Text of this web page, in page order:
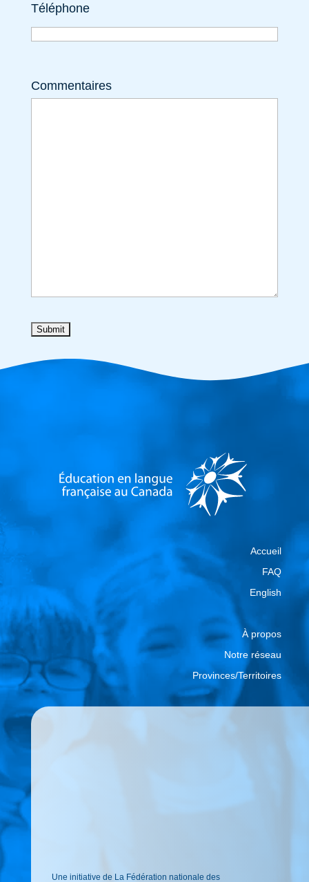
Téléphone
Commentaires
Accueil
FAQ
English
À propos
Notre réseau
Provinces/Territoires
Une initiative de La Fédération nationale des